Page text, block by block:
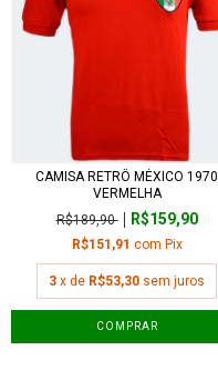
CAMISA RETRÔ MÉXICO 1970
VERMELHA
R$189,90
R$159,90
R$151,91 com Pix
3 x de R$53,30 sem juros
COMPRAR